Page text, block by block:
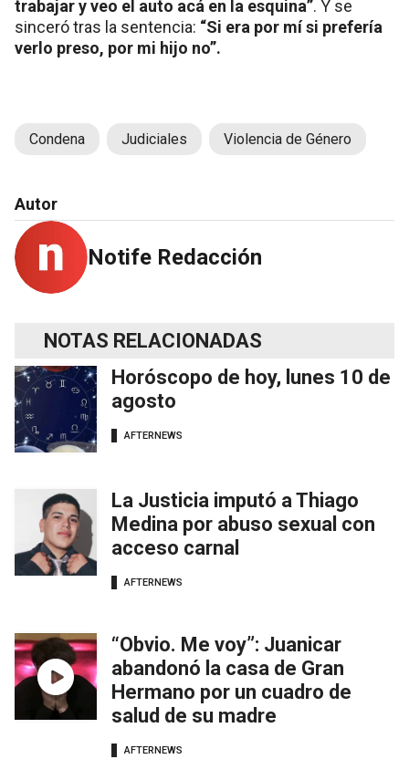
trabajar y veo el auto acá en la esquina”. Y se
sinceró tras la sentencia: “Si era por mí si prefería
verlo preso, por mi hijo no”.
Condena Judiciales Violencia de Género
Autor
Notife Redacción
NOTAS RELACIONADAS
Horóscopo de hoy, lunes 10 de
agosto
AFTERNEWS
La Justicia imputó a Thiago
Medina por abuso sexual con
acceso carnal
AFTERNEWS
“Obvio. Me voy”: Juanicar
abandonó la casa de Gran
Hermano por un cuadro de
salud de su madre
AFTERNEWS